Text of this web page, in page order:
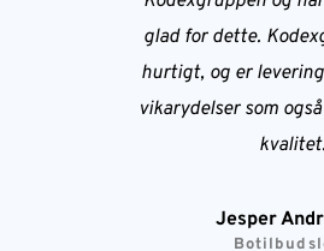
glad for dette.
hurtigt, og er
vikarydelser som
Jesper